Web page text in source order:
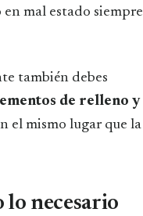
mal estado siempre
también debes
de relleno y
el mismo lugar que la
necesario